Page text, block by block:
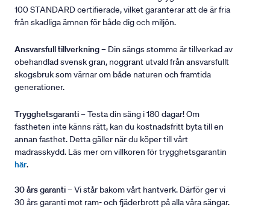
100 STANDARD certifierade, vilket garanterar att de är fria
från skadliga ämnen för både dig och miljön.
Ansvarsfull tillverkning– Din sängs stomme är tillverkad av
obehandlad svensk gran, noggrant utvald från ansvarsfullt
skogsbruk som värnar om både naturen och framtida
generationer.
Trygghetsgaranti– Testa din säng i 180 dagar! Om
fastheten inte känns rätt, kan du kostnadsfritt byta till en
annan fasthet. Detta gäller när du köper till vårt
madrasskydd. Läs mer om villkoren för trygghetsgarantin
här.
30 års garanti– Vi står bakom vårt hantverk. Därför ger vi
30 års garanti mot ram- och fjäderbrott på alla våra sängar.